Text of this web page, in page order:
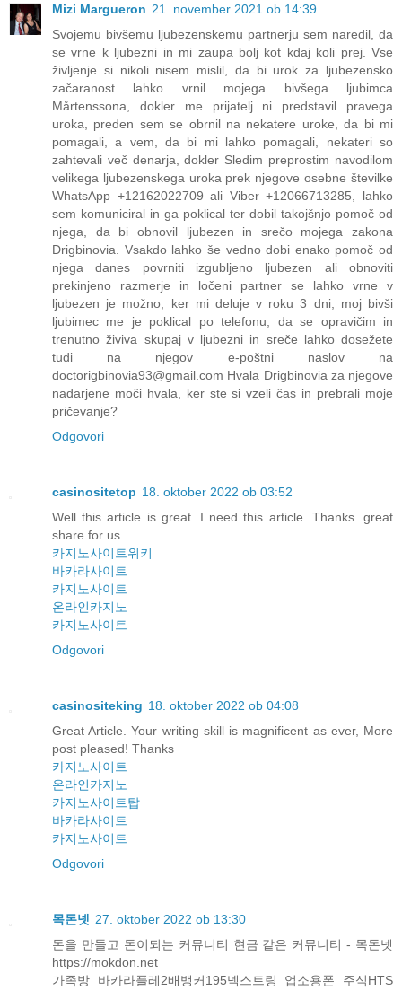
Mizi Margueron 21. november 2021 ob 14:39
Svojemu bivšemu ljubezenskemu partnerju sem naredil, da
se vrne k ljubezni in mi zaupa bolj kot kdaj koli prej. Vse
življenje si nikoli nisem mislil, da bi urok za ljubezensko
začaranost lahko vrnil mojega bivšega ljubimca
Mårtenssona, dokler me prijatelj ni predstavil pravega
uroka, preden sem se obrnil na nekatere uroke, da bi mi
pomagali, a vem, da bi mi lahko pomagali, nekateri so
zahtevali več denarja, dokler Sledim preprostim navodilom
velikega ljubezenskega uroka prek njegove osebne številke
WhatsApp +12162022709 ali Viber +12066713285, lahko
sem komuniciral in ga poklical ter dobil takojšnjo pomoč od
njega, da bi obnovil ljubezen in srečo mojega zakona
Drigbinovia. Vsakdo lahko še vedno dobi enako pomoč od
njega danes povrniti izgubljeno ljubezen ali obnoviti
prekinjeno razmerje in ločeni partner se lahko vrne v
ljubezen je možno, ker mi deluje v roku 3 dni, moj bivši
ljubimec me je poklical po telefonu, da se opravičim in
trenutno živiva skupaj v ljubezni in sreče lahko dosežete
tudi na njegov e-poštni naslov na
doctorigbinovia93@gmail.com Hvala Drigbinovia za njegove
nadarjene moči hvala, ker ste si vzeli čas in prebrali moje
pričevanje?
Odgovori
casinositetop 18. oktober 2022 ob 03:52
Well this article is great. I need this article. Thanks. great
share for us
카지노사이트위키
바카라사이트
카지노사이트
온라인카지노
카지노사이트
Odgovori
casinositeking 18. oktober 2022 ob 04:08
Great Article. Your writing skill is magnificent as ever, More
post pleased! Thanks
카지노사이트
온라인카지노
카지노사이트탑
바카라사이트
카지노사이트
Odgovori
목돈넷 27. oktober 2022 ob 13:30
돈을 만들고 돈이되는 커뮤니티 현금 같은 커뮤니티 - 목돈넷
https://mokdon.net
가족방 바카라플레2배뱅커195넥스트링 업소용폰 주식HTS